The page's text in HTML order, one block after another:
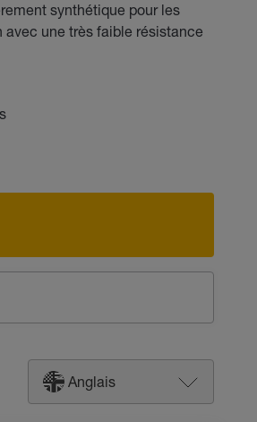
synthétique pour les
une très faible résistance
Anglais